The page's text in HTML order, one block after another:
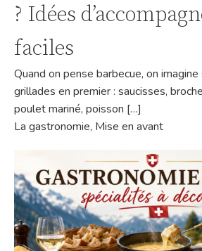
? Idées
faciles
Quand on pense barbecue, on
grillades en premier : saucisses,
poulet mariné, poisson […]
La gastronomie, Mise en avant